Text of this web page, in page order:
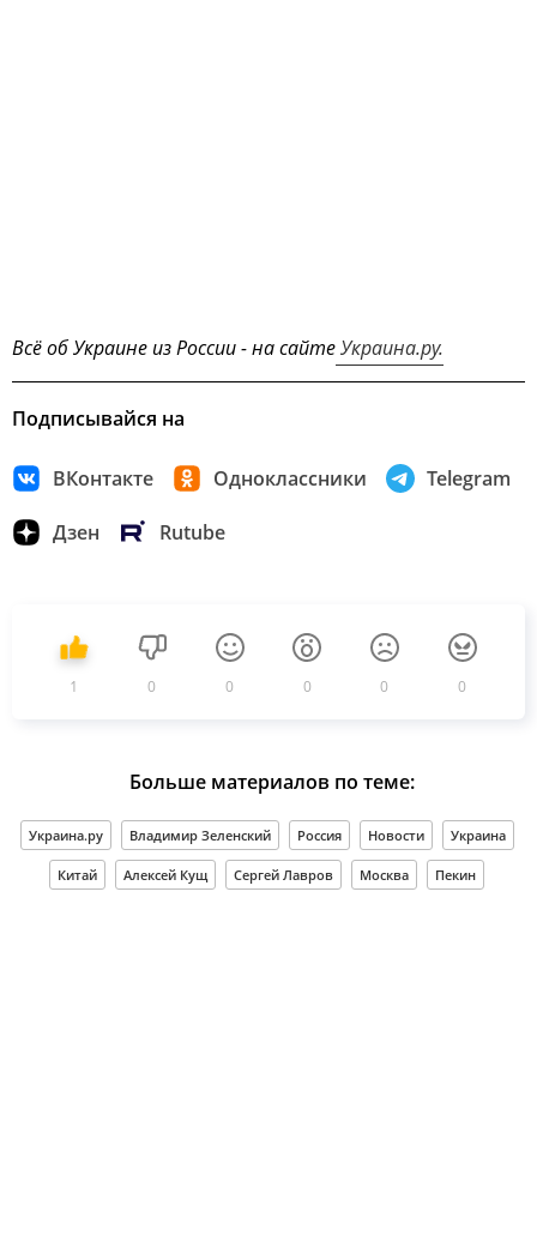
Всё об Украине из России - на сайтеУкраина.ру.
Подписывайся на
ВКонтакте Одноклассники Telegram
Дзен Rutube
1 0 0 0 0 0
Больше материалов по теме:
Украина.ру Владимир Зеленский Россия Новости Украина
Китай Алексей Кущ Сергей Лавров Москва Пекин